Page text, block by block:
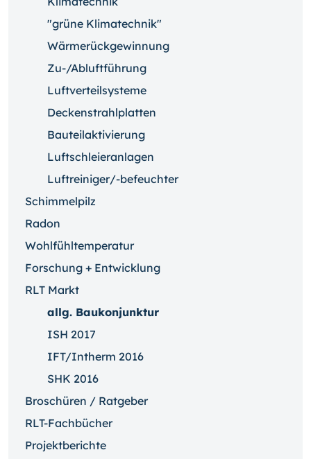
"grüne Klimatechnik"
Wärmerückgewinnung
Zu-/Abluftführung
Luftverteilsysteme
Deckenstrahlplatten
Bauteilaktivierung
Luftschleieranlagen
Luftreiniger/-befeuchter
Schimmelpilz
Radon
Wohlfühltemperatur
Forschung + Entwicklung
RLT Markt
allg. Baukonjunktur
ISH 2017
IFT/Intherm 2016
SHK 2016
Broschüren / Ratgeber
RLT-Fachbücher
Projektberichte